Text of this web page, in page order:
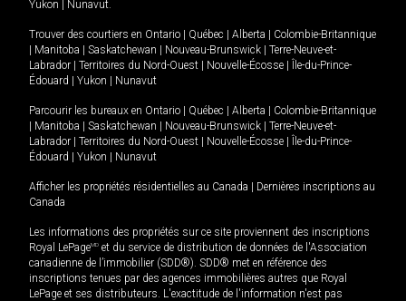
Yukon | Nunavut
Trouver des courtiers en Ontario | Québec | Alberta | Colombie-Britannique
| Manitoba | Saskatchewan | Nouveau-Brunswick | Terre-Neuve-et-
Labrador | Territoires du Nord-Ouest | Nouvelle-Écosse | Île-du-Prince-
Édouard | Yukon | Nunavut
Parcourir les bureaux en Ontario | Québec | Alberta | Colombie-Britannique
| Manitoba | Saskatchewan | Nouveau-Brunswick | Terre-Neuve-et-
Labrador | Territoires du Nord-Ouest | Nouvelle-Écosse | Île-du-Prince-
Édouard | Yukon | Nunavut
Afficher les propriétés résidentielles au Canada | Dernières inscriptions au
Canada
Les informations des propriétés sur ce site proviennent des inscriptions
Royal LePageMD et du service de distribution de données de l'Association
canadienne de l’immobilier (SDD®). SDD® met en référence des
inscriptions tenues par des agences immobilières autres que Royal
LePage et ses distributeurs. L'exactitude de l'information n'est pas